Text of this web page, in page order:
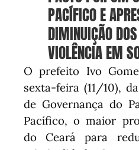
PACÍFICO E
DIMINUIÇÃO
VIOLÊNCIA EM
O prefeito Ivo
sexta-feira (11/10),
de Governança do
Pacífico, o maior
do Ceará para